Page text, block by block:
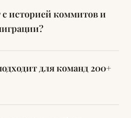
историей коммитов и
для команд 200+